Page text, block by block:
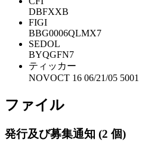
DBFXXB
FIGI
BBG0006QLMX7
SEDOL
BYQGFN7
ティッカー
NOVOCT 16 06/21/05 5001
ファイル
発行及び募集通知 (2 個)